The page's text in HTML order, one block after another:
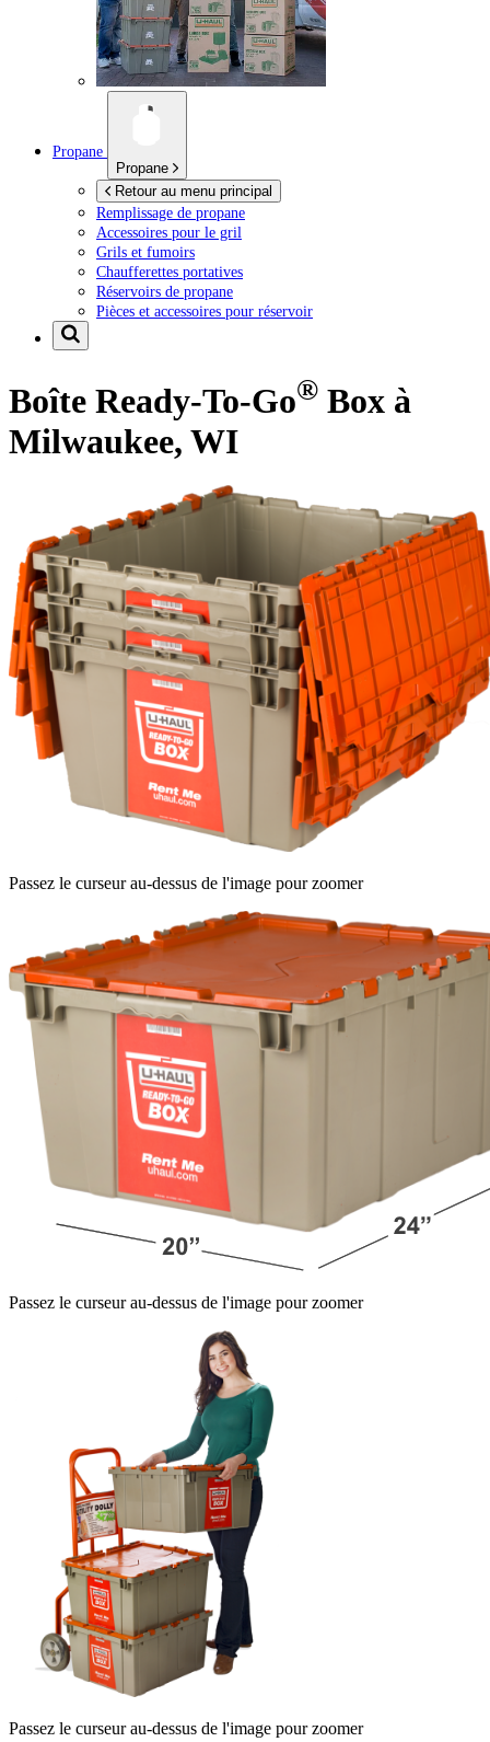
Propane
Propane
Retour au menu principal
Remplissage de propane
Accessoires pour le gril
Grils et fumoirs
Chaufferettes portatives
Réservoirs de propane
Pièces et accessoires pour réservoir
Boîte Ready-To-Go® Box à
Milwaukee, WI
Passez le curseur au-dessus de l'image pour zoomer
Passez le curseur au-dessus de l'image pour zoomer
Passez le curseur au-dessus de l'image pour zoomer